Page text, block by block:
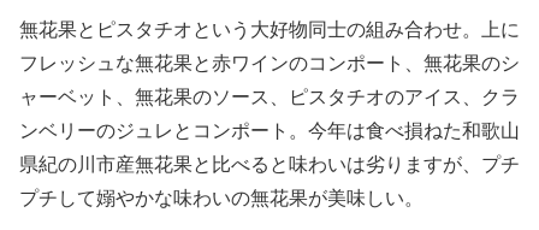
無花果とピスタチオという大好物同士の組み合わせ。上に
フレッシュな無花果と赤ワインのコンポート、無花果のシ
ャーベット、無花果のソース、ピスタチオのアイス、クラ
ンベリーのジュレとコンポート。今年は食べ損ねた和歌山
県紀の川市産無花果と比べると味わいは劣りますが、プチ
プチして嫋やかな味わいの無花果が美味しい。